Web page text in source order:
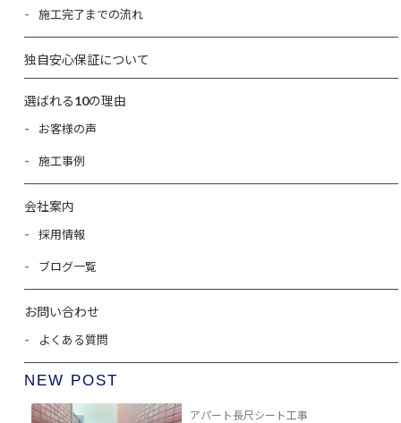
施工完了までの流れ
独自安心保証について
選ばれる10の理由
お客様の声
施工事例
会社案内
採用情報
ブログ一覧
お問い合わせ
よくある質問
NEW POST
アパート長尺シート工事